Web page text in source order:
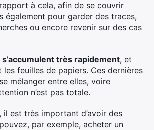
à cela, afin de se couvrir
également pour garder des traces,
ou encore revenir sur des cas
très rapidement, et
les feuilles de papiers. Ces dernières
mélanger entre elles, voire
n’est pas totale.
il est très important d’avoir des
par exemple, acheter un